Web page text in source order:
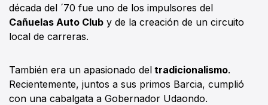
década del ´70 fue uno de los impulsores del
Cañuelas Auto Club y de la creación de un circuito
local de carreras.
También era un apasionado del tradicionalismo.
Recientemente, juntos a sus primos Barcia, cumplió
con una cabalgata a Gobernador Udaondo.